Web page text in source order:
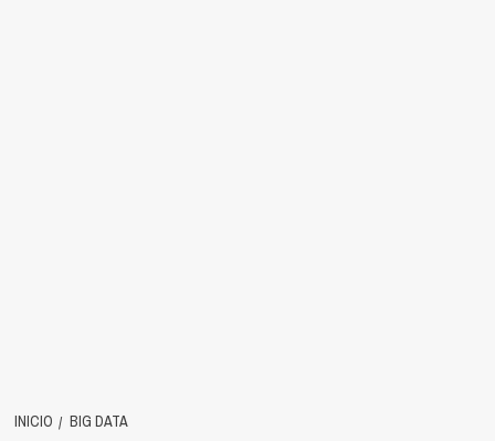
INICIO BIG DATA